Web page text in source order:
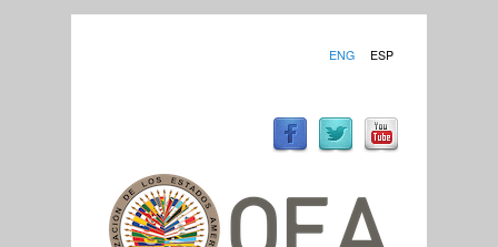
ENG ESP